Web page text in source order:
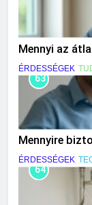
Mennyi az
ÉRDESSÉGEK
63
Mennyire
ÉRDESSÉGEK
64